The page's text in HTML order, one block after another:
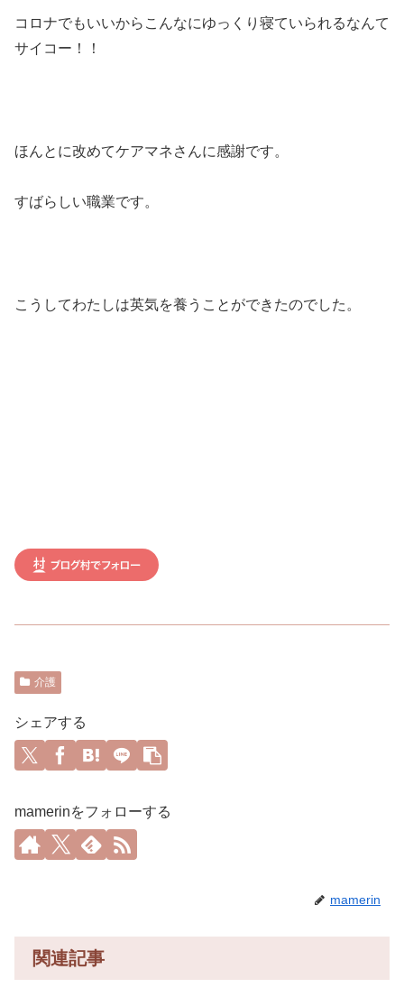
コロナでもいいからこんなにゆっくり寝ていられるなんて
サイコー！！
ほんとに改めてケアマネさんに感謝です。
すばらしい職業です。
こうしてわたしは英気を養うことができたのでした。
介護
シェアする
mamerinをフォローする
mamerin
関連記事